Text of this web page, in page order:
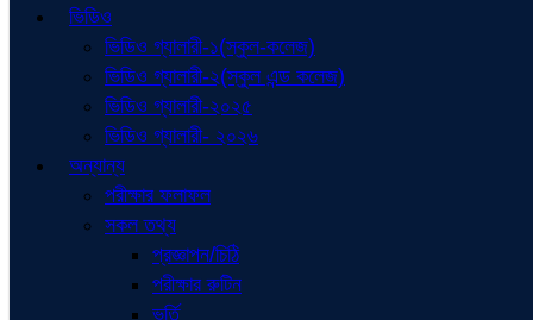
ভিডিও
ভিডিও গ্যালারী-১(স্কুল-কলেজ)
ভিডিও গ্যালারী-২(স্কুল এন্ড কলেজ)
ভিডিও গ্যালারী-২০২৫
ভিডিও গ্যালারী- ২০২৬
অন্যান্য
পরীক্ষার ফলাফল
সকল তথ্য
প্রজ্ঞাপন/চিঠি
পরীক্ষার রুটিন
ভর্তি